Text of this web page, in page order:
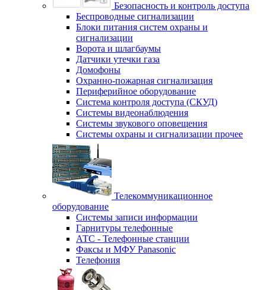
Безопасность и контроль доступа
Беспроводные сигнализации
Блоки питания систем охраны и
сигнализации
Ворота и шлагбаумы
Датчики утечки газа
Домофоны
Охранно-пожарная сигнализация
Периферийное оборудование
Система контроля доступа (СКУД)
Системы видеонаблюдения
Системы звукового оповещения
Системы охраны и сигнализации прочее
Телекоммуникационное
оборудование
Системы записи информации
Гарнитуры телефонные
АТС - Телефонные станции
Факсы и МФУ Panasonic
Телефония